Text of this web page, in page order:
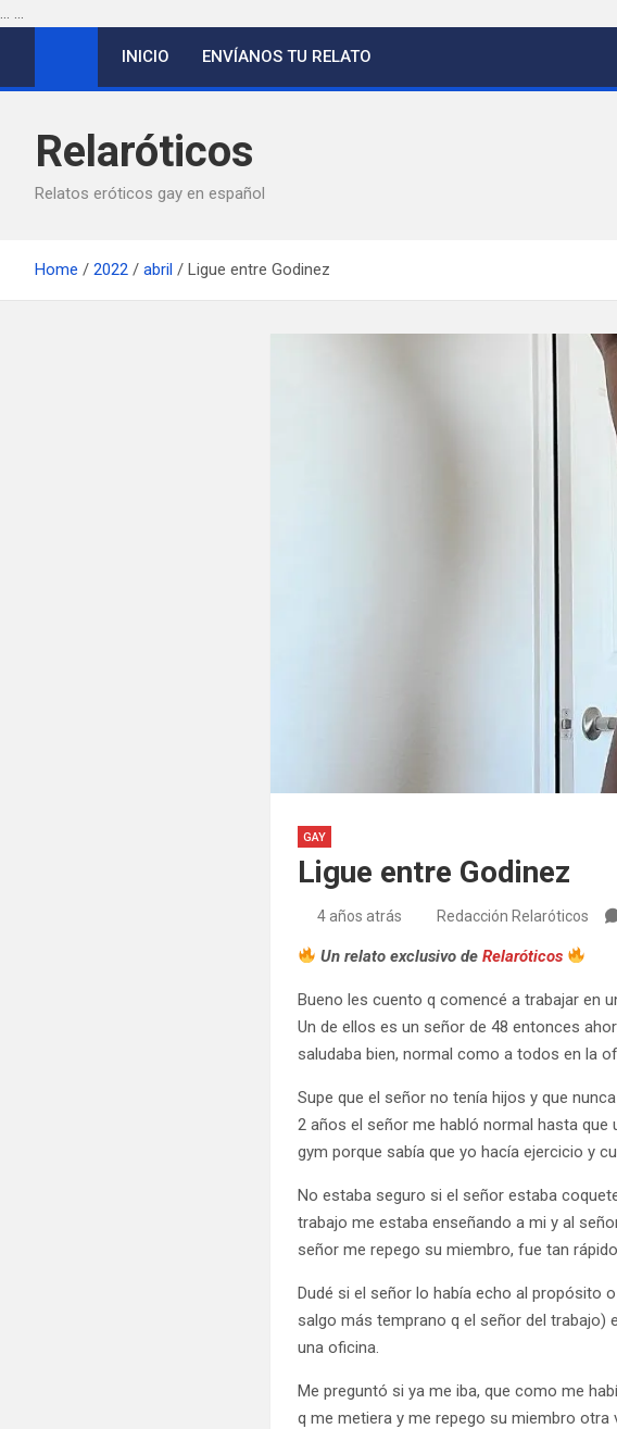
... ...
contenido
INICIO ENVÍANOS TU RELATO
Relaróticos
Relatos eróticos gay en español
Home 2022 abril Ligue entre Godinez
GAY
Ligue entre Godinez
4 años atrás Redacción Relaróticos
Un relato exclusivo deRelaróticos
Bueno les cuento q comencé a trabajar en
Un de ellos es un señor de 48 entonces
saludaba bien, normal como a todos en la
Supe que el señor no tenía hijos y que
2 años el señor me habló normal hasta que
gym porque sabía que yo hacía ejercicio y
No estaba seguro si el señor estaba
trabajo me estaba enseñando a mi y al
señor me repego su miembro, fue tan
Dudé si el señor lo había echo al propósito
salgo más temprano q el señor del trabajo)
una oficina.
Me preguntó si ya me iba, que como me
q me metiera y me repego su miembro